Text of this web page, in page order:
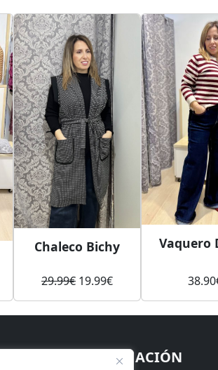
Chaleco Bichy
29.99€ El
precio
original
29.99€.
19.99€El
precio
actual
19.99€.
Vaquero
38.90
INFORMACIÓN